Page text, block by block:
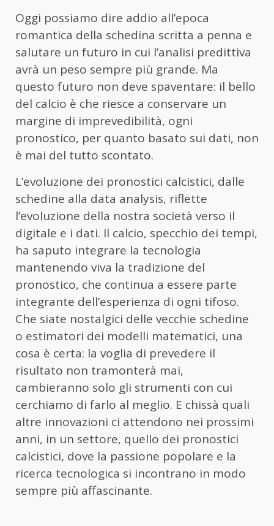
Oggi possiamo dire addio all’epoca
romantica della schedina scritta a penna e
salutare un futuro in cui l’analisi predittiva
avrà un peso sempre più grande. Ma
questo futuro non deve spaventare: il bello
del calcio è che riesce a conservare un
margine di imprevedibilità, ogni
pronostico, per quanto basato sui dati, non
è mai del tutto scontato.
L’evoluzione dei pronostici calcistici, dalle
schedine alla data analysis, riflette
l’evoluzione della nostra società verso il
digitale e i dati. Il calcio, specchio dei tempi,
ha saputo integrare la tecnologia
mantenendo viva la tradizione del
pronostico, che continua a essere parte
integrante dell’esperienza di ogni tifoso.
Che siate nostalgici delle vecchie schedine
o estimatori dei modelli matematici, una
cosa è certa: la voglia di prevedere il
risultato non tramonterà mai,
cambieranno solo gli strumenti con cui
cerchiamo di farlo al meglio. E chissà quali
altre innovazioni ci attendono nei prossimi
anni, in un settore, quello dei pronostici
calcistici, dove la passione popolare e la
ricerca tecnologica si incontrano in modo
sempre più affascinante.